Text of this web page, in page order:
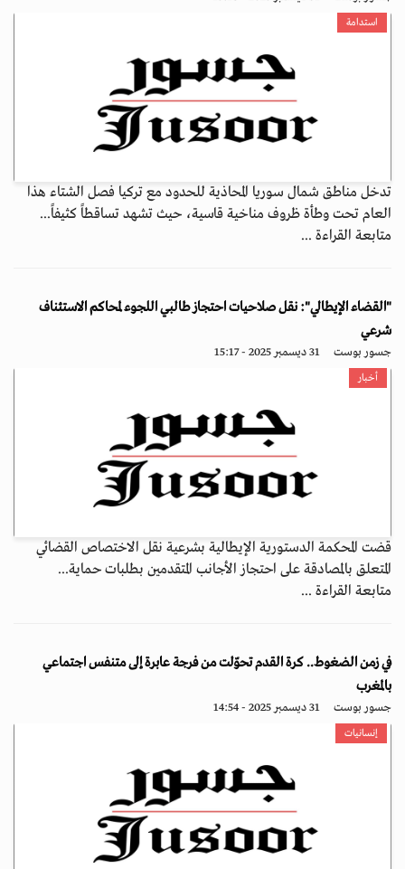
استدامة
تدخل مناطق شمال سوريا المحاذية للحدود مع تركيا فصل الشتاء هذا
العام تحت وطأة ظروف مناخية قاسية، حيث تشهد تساقطاً كثيفاً...
متابعة القراءة ...
"القضاء الإيطالي": نقل صلاحيات احتجاز طالبي اللجوء لمحاكم الاستئناف
شرعي
جسور بوست 31 ديسمبر 2025 - 15:17
أخبار
قضت المحكمة الدستورية الإيطالية بشرعية نقل الاختصاص القضائي
المتعلق بالمصادقة على احتجاز الأجانب المتقدمين بطلبات حماية...
متابعة القراءة ...
في زمن الضغوط.. كرة القدم تحوّلت من فرجة عابرة إلى متنفس اجتماعي
بالمغرب
جسور بوست 31 ديسمبر 2025 - 14:54
إنسانيات